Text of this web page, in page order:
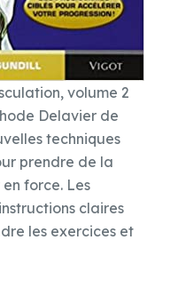
volume 2
Delavier de
techniques
prendre de la
force. Les
claires
les exercices et